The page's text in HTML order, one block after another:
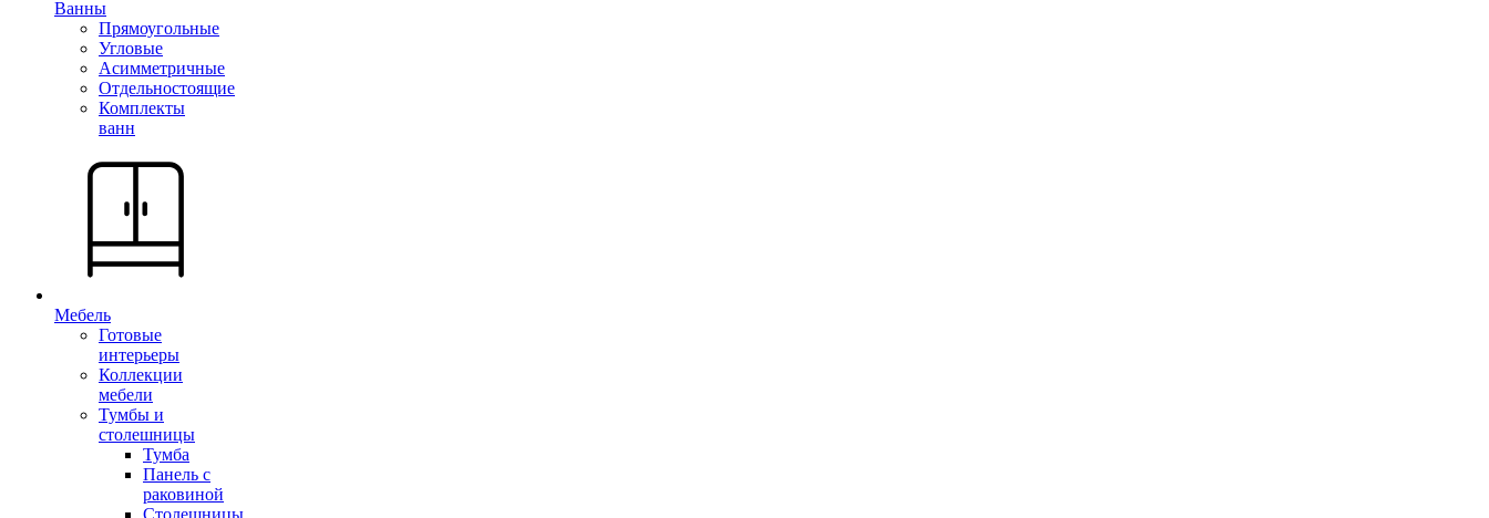
Ванны
Прямоугольные
Угловые
Асимметричные
Отдельностоящие
Комплекты
ванн
Мебель
Готовые
интерьеры
Коллекции
мебели
Тумбы и
столешницы
Тумба
Панель с
раковиной